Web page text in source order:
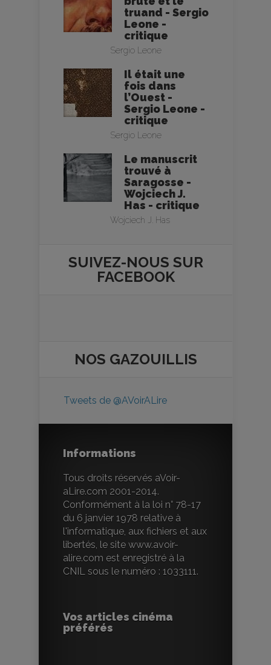
truand - Sergio
Leone -
critique
Sergio Leone
Il était une
fois dans
l’Ouest -
Sergio Leone -
critique
Sergio Leone
Le manuscrit
trouvé à
Saragosse -
Wojciech J.
Has - critique
Wojciech J. Has
SUIVEZ-NOUS SUR
FACEBOOK
NOS GAZOUILLIS
Tweets de @AVoirALire
Informations
Tous droits réservés aVoir-
aLire.com 2001-2014.
Conformément à la loi n° 78-17
du 6 janvier 1978 relative à
l'informatique, aux fichiers et aux
libertés, le site www.avoir-
alire.com est enregistré à la
CNIL sous le numéro : 1033111.
Vos articles cinéma
préférés